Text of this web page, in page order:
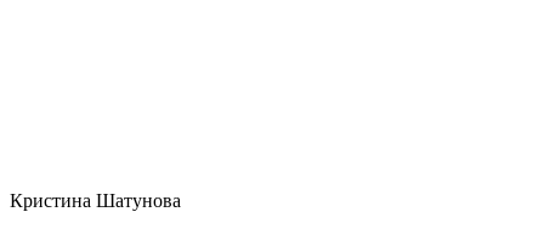
Кристина Шатунова